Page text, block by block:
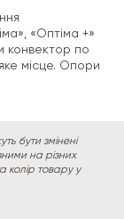
«Оптіма +»
конвектор по
місце. Опори
бути змінені
на різних
колір товару у